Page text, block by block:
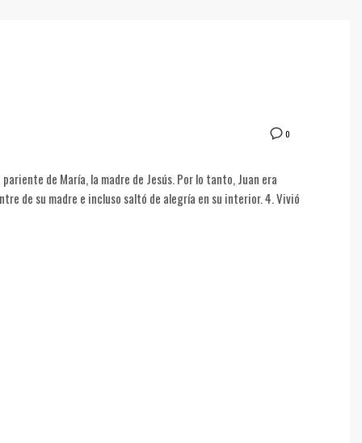
0
de María, la madre de Jesús. Por lo tanto, Juan era
de su madre e incluso saltó de alegría en su interior. 4. Vivió